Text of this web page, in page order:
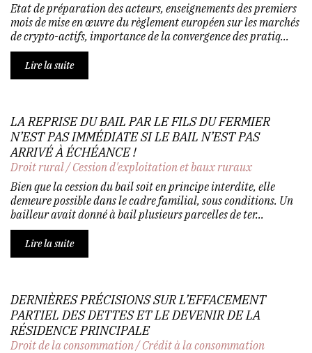
Etat de préparation des acteurs, enseignements des premiers
mois de mise en œuvre du règlement européen sur les marchés
de crypto-actifs, importance de la convergence des pratiq...
Lire la suite
LA REPRISE DU BAIL PAR LE FILS DU FERMIER
N’EST PAS IMMÉDIATE SI LE BAIL N’EST PAS
ARRIVÉ À ÉCHÉANCE !
Droit rural/Cession d'exploitation et baux ruraux
Bien que la cession du bail soit en principe interdite, elle
demeure possible dans le cadre familial, sous conditions. Un
bailleur avait donné à bail plusieurs parcelles de ter...
Lire la suite
DERNIÈRES PRÉCISIONS SUR L’EFFACEMENT
PARTIEL DES DETTES ET LE DEVENIR DE LA
RÉSIDENCE PRINCIPALE
Droit de la consommation/Crédit à la consommation